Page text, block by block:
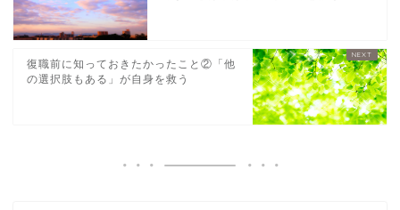
復職前に知っておきたかったこと②「他
の選択肢もある」が自身を救う